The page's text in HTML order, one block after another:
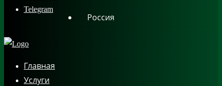
Telegram
Россия
Главная
Услуги